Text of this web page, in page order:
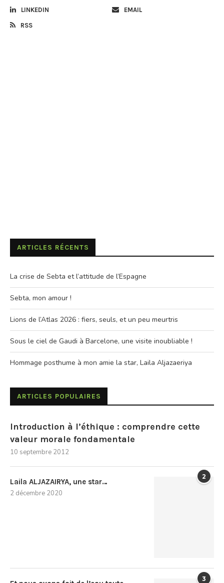
LINKEDIN EMAIL
RSS
ARTICLES RÉCENTS
La crise de Sebta et l’attitude de l’Espagne
Sebta, mon amour !
Lions de l’Atlas 2026 : fiers, seuls, et un peu meurtris
Sous le ciel de Gaudi à Barcelone, une visite inoubliable !
Hommage posthume à mon amie la star, Laila Aljazaeriya
ARTICLES POPULAIRES
Introduction à l’éthique : comprendre cette
valeur morale fondamentale
10 septembre 2012
2
Laila ALJAZAIRYA, une star…
2 décembre 2020
3